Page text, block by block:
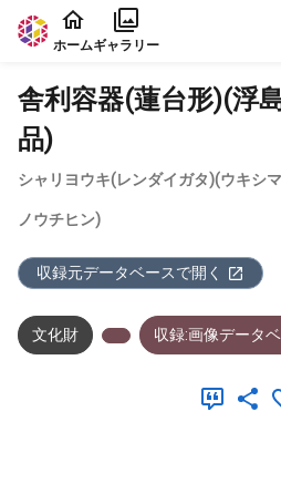
本文に飛ぶ
ホームギャラリー
舎利容器(蓮台形)(浮
品)
シャリヨウキ(レンダイガタ)(ウキシ
ノウチヒン)
収録元データベースで開く
文化財 収録:画像データ